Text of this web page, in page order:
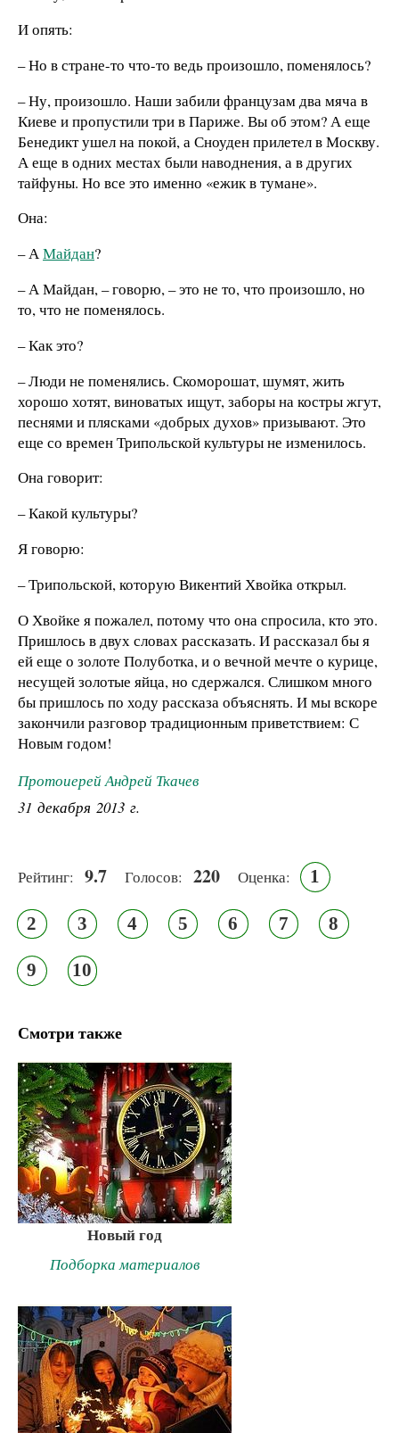
И опять:
– Но в стране-то что-то ведь произошло, поменялось?
– Ну, произошло. Наши забили французам два мяча в
Киеве и пропустили три в Париже. Вы об этом? А еще
Бенедикт ушел на покой, а Сноуден прилетел в Москву.
А еще в одних местах были наводнения, а в других
тайфуны. Но все это именно «ежик в тумане».
Она:
– АМайдан?
– А Майдан, – говорю, – это не то, что произошло, но
то, что не поменялось.
– Как это?
– Люди не поменялись. Скоморошат, шумят, жить
хорошо хотят, виноватых ищут, заборы на костры жгут,
песнями и плясками «добрых духов» призывают. Это
еще со времен Трипольской культуры не изменилось.
Она говорит:
– Какой культуры?
Я говорю:
– Трипольской, которую Викентий Хвойка открыл.
О Хвойке я пожалел, потому что она спросила, кто это.
Пришлось в двух словах рассказать. И рассказал бы я
ей еще о золоте Полуботка, и о вечной мечте о курице,
несущей золотые яйца, но сдержался. Слишком много
бы пришлось по ходу рассказа объяснять. И мы вскоре
закончили разговор традиционным приветствием: С
Новым годом!
Протоиерей Андрей Ткачев
31 декабря 2013 г.
Рейтинг: 9.7 Голосов: 220 Оценка: 1
2 3 4 5 6 7 8
9 10
Смотри также
Новый год
Подборка материалов